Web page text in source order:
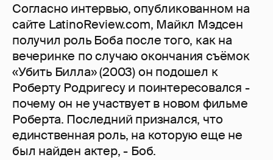
Согласно интервью, опубликованном на
сайте LatinoReview.com, Майкл Мэдсен
получил роль Боба после того, как на
вечеринке по случаю окончания съёмок
«Убить Билла» (2003) он подошел к
Роберту Родригесу и поинтересовался -
почему он не участвует в новом фильме
Роберта. Последний признался, что
единственная роль, на которую еще не
был найден актер, - Боб.